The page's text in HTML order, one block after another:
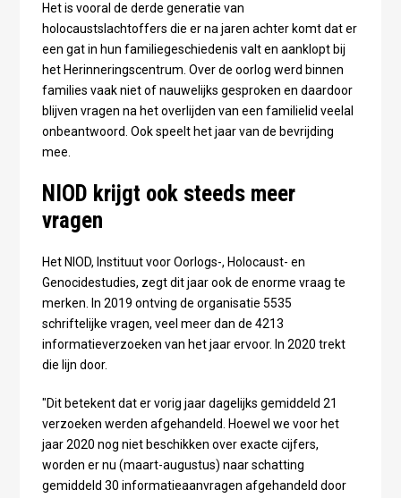
Het is vooral de derde generatie van
holocaustslachtoffers die er na jaren achter komt dat er
een gat in hun familiegeschiedenis valt en aanklopt bij
het Herinneringscentrum. Over de oorlog werd binnen
families vaak niet of nauwelijks gesproken en daardoor
blijven vragen na het overlijden van een familielid veelal
onbeantwoord. Ook speelt het jaar van de bevrijding
mee.
NIOD krijgt ook steeds meer
vragen
Het NIOD, Instituut voor Oorlogs-, Holocaust- en
Genocidestudies, zegt dit jaar ook de enorme vraag te
merken. In 2019 ontving de organisatie 5535
schriftelijke vragen, veel meer dan de 4213
informatieverzoeken van het jaar ervoor. In 2020 trekt
die lijn door.
"Dit betekent dat er vorig jaar dagelijks gemiddeld 21
verzoeken werden afgehandeld. Hoewel we voor het
jaar 2020 nog niet beschikken over exacte cijfers,
worden er nu (maart-augustus) naar schatting
gemiddeld 30 informatieaanvragen afgehandeld door